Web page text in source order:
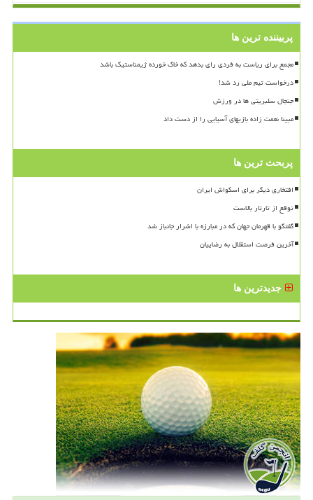
پربیننده ترین ها
مجمع برای ریاست به فردی رای بدهد که خاک خورده ژیمناستیک باشد
درخواست تیم ملی رد شد!
جنجال سلبریتی ها در ورزش
مبینا نعمت زاده بازیهای آسیایی را از دست داد
پربحث ترین ها
افتخاری دیگر برای اسکواش ایران
توقع از تارتار بالاست
گفتگو با قهرمان جهان که در مبارزه با اشرار جانباز شد
آخرین فرصت استقلال به رضاییان
جدیدترین ها